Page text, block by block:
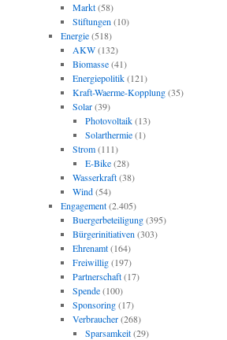
Markt(58)
Stiftungen (10)
Energie(518)
AKW(132)
Biomasse(41)
Energiepolitik(121)
Kraft-Waerme-Kopplung(35)
Solar(39)
Photovoltaik(13)
Solarthermie(1)
Strom(111)
E-Bike(28)
Wasserkraft(38)
Wind(54)
Engagement(2.405)
Buergerbeteiligung(395)
Bürgerinitiativen (303)
Ehrenamt(164)
Freiwillig(197)
Partnerschaft(17)
Spende(100)
Sponsoring(17)
Verbraucher(268)
Sparsamkeit(29)